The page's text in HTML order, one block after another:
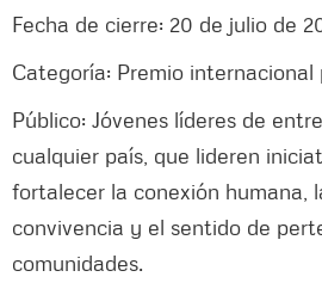
Fecha de cierre: 20 de julio de
Categoría: Premio internacional
Público: Jóvenes líderes de
cualquier país, que lideren
fortalecer la conexión humana,
convivencia y el sentido de
comunidades.